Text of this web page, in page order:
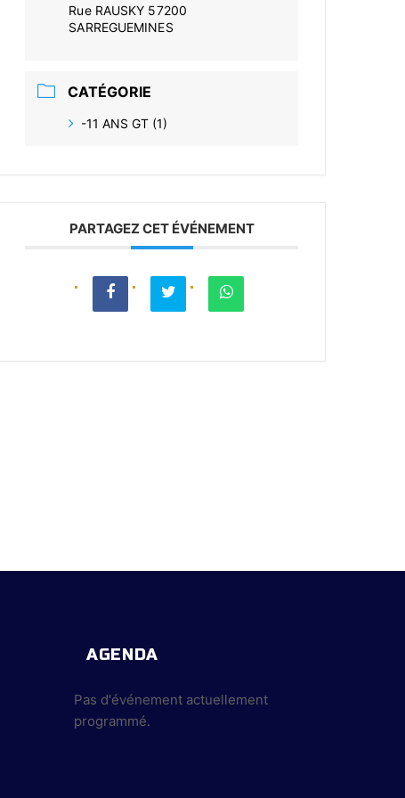
Rue RAUSKY 57200
SARREGUEMINES
CATÉGORIE
-11 ANS GT (1)
PARTAGEZ CET ÉVÉNEMENT
AGENDA
Pas d'événement actuellement
programmé.